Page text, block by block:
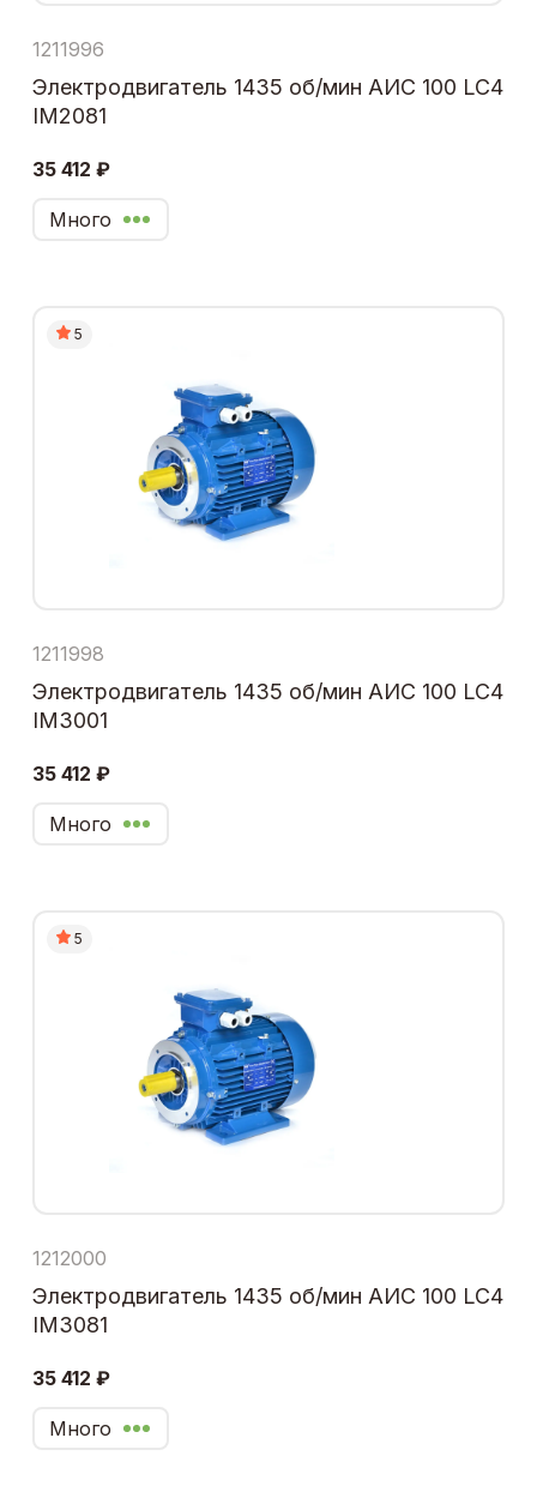
1211996
Электродвигатель 1435 об/мин АИС 100 LC4
IM2081
35 412 ₽
Много
5
1211998
Электродвигатель 1435 об/мин АИС 100 LC4
IM3001
35 412 ₽
Много
5
1212000
Электродвигатель 1435 об/мин АИС 100 LC4
IM3081
35 412 ₽
Много